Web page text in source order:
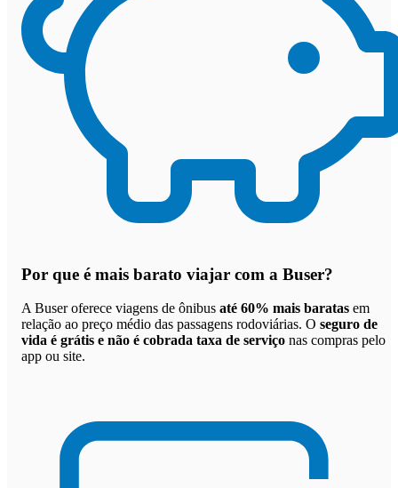
Por que é mais barato viajar com a Buser?
A Buser oferece viagens de ônibus até 60% mais baratas em
relação ao preço médio das passagens rodoviárias. O seguro de
vida é grátis e não é cobrada taxa de serviço nas compras pelo
app ou site.